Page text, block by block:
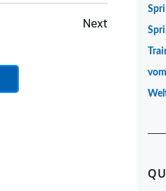
Posts
Next